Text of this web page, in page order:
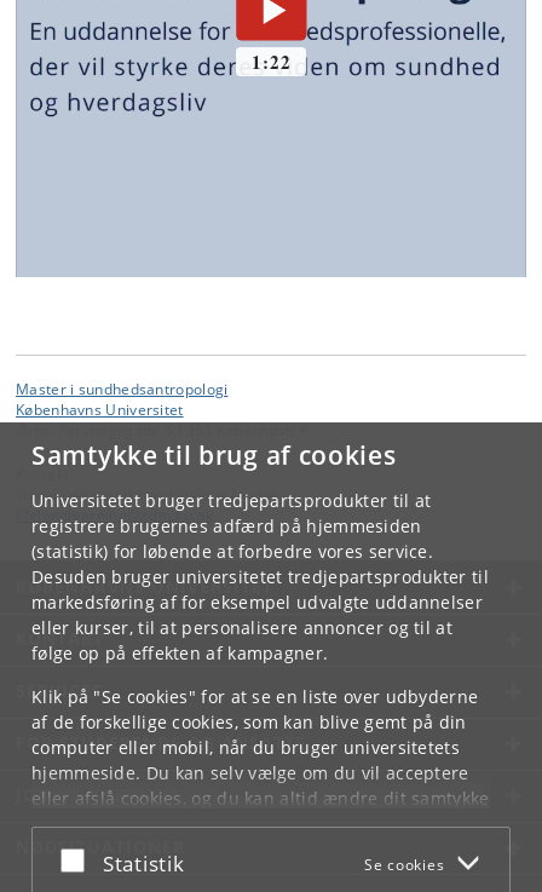
Samtykke til brug af cookies
Universitetet bruger tredjepartsprodukter til at
registrere brugernes adfærd på hjemmesiden
(statistik) for løbende at forbedre vores service.
Desuden bruger universitetet tredjepartsprodukter til
markedsføring af for eksempel udvalgte uddannelser
eller kurser, til at personalisere annoncer og til at
følge op på effekten af kampagner.
Klik på "Se cookies" for at se en liste over udbyderne
af de forskellige cookies, som kan blive gemt på din
computer eller mobil, når du bruger universitetets
hjemmeside. Du kan selv vælge om du vil acceptere
eller afslå cookies, og du kan altid ændre dit samtykke
underCookie- og privatlivspolitiksom du finder i
bunden af hver side.
Acceptér eller afslå
Statistik Se cookies
Master i sundhedsantropologi
Københavns Universitet
Videreuddannelse og Livslang Læring
.ku
KØBENHAVNS UNIVERSITET
KONTAKT
SERVICES
FOR STUDERENDE OG ANSATTE
JOB OG KARRIERE
NØDSITUATIONER